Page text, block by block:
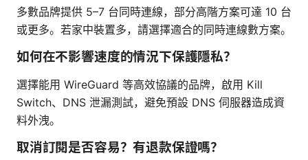
多數品牌提供 5–7 台同時連線，部分高階方案可達 10 台
或更多。若家中裝置多，請選擇適合的同時連線數方案。
如何在不影響速度的情況下保護隱私？
選擇能用 WireGuard 等高效協議的品牌，啟用 Kill
Switch、DNS 泄漏測試，避免預設 DNS 伺服器造成資
料外洩。
取消訂閱是否容易？有退款保證嗎？